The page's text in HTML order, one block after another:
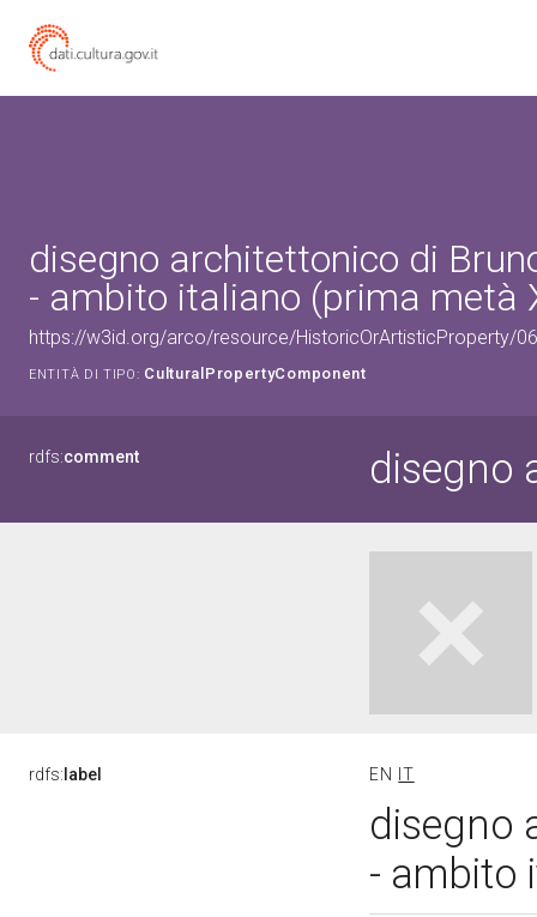
disegno architettonico di
- ambito italiano (prima metà
https://w3id.org/arco/resource/HistoricOrArtisticProperty/
ENTITÀ DI TIPO: CulturalPropertyComponent
rdfs:comment disegno
rdfs: label EN IT
disegno
- ambito